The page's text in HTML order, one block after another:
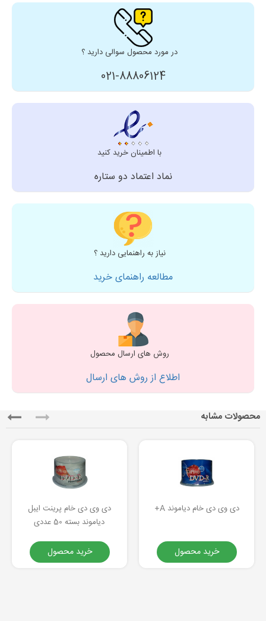
در مورد محصول سوالی دارید ؟
021-88806124
با اطمینان خرید کنید
نماد اعتماد دو ستاره
نیاز به راهنمایی دارید ؟
مطالعه راهنمای خرید
روش های ارسال محصول
اطلاع از روش های ارسال
محصولات مشابه
دی وی دی خام دیاموند A+
خرید محصول
دی وی دی خام پرینت ایبل
دیاموند بسته 50 عددی
خرید محصول